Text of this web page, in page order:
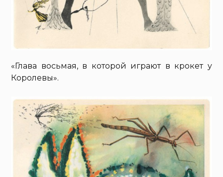
«Глава восьмая, в которой играют в крокет у
Королевы».